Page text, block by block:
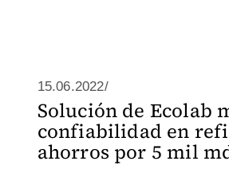
15.06.2022/
Solución de Ecolab
confiabilidad en
ahorros por 5 mil